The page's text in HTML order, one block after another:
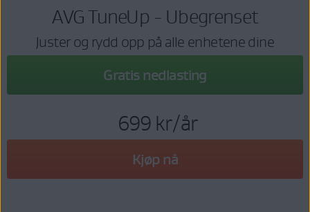
AVG TuneUp - Ubegrenset
Juster og rydd opp på alle enhetene dine
Gratis nedlasting
699 kr/år
Kjøp nå